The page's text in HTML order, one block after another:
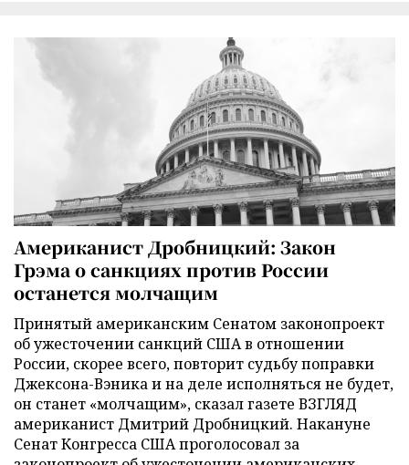
Американист Дробницкий: Закон
Грэма о санкциях против России
останется молчащим
Принятый американским Сенатом законопроект
об ужесточении санкций США в отношении
России, скорее всего, повторит судьбу поправки
Джексона-Вэника и на деле исполняться не будет,
он станет «молчащим», сказал газете ВЗГЛЯД
американист Дмитрий Дробницкий. Накануне
Сенат Конгресса США проголосовал за